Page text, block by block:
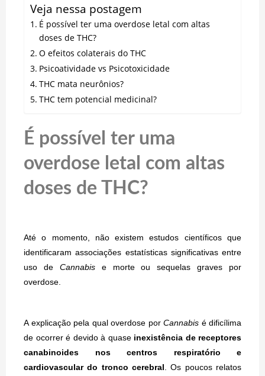
Veja nessa postagem
É possível ter uma overdose letal com altas
doses de THC?
O efeitos colaterais do THC
Psicoatividade vs Psicotoxicidade
THC mata neurônios?
THC tem potencial medicinal?
É possível ter uma
overdose letal com altas
doses de THC?
Até o momento, não existem estudos científicos que
identificaram associações estatísticas significativas entre
uso de Cannabise morte ou sequelas graves por
overdose.
A explicação pela qual overdose por Cannabis é dificílima
de ocorrer é devido à quase inexistência de receptores
canabinoides nos centros respiratório e
cardiovascular do tronco cerebral . Os poucos relatos